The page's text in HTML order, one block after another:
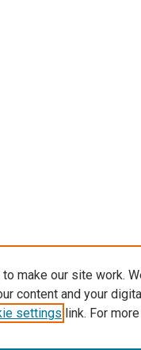
make our site work.
content and your
settings link. For